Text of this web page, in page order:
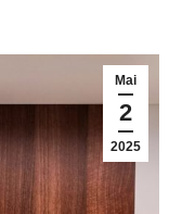
Mai
2
2025